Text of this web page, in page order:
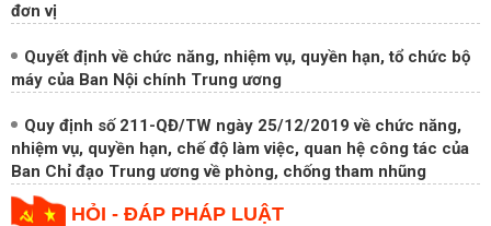
đơn vị
Quyết định về chức năng, nhiệm vụ, quyền hạn, tổ chức bộ
máy của Ban Nội chính Trung ương
Quy định số 211-QĐ/TW ngày 25/12/2019 về chức năng,
nhiệm vụ, quyền hạn, chế độ làm việc, quan hệ công tác của
Ban Chỉ đạo Trung ương về phòng, chống tham nhũng
HỎI - ĐÁP PHÁP LUẬT